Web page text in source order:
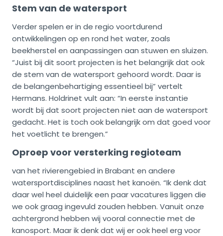
Stem van de watersport
Verder spelen er in de regio voortdurend
ontwikkelingen op en rond het water, zoals
beekherstel en aanpassingen aan stuwen en sluizen.
“Juist bij dit soort projecten is het belangrijk dat ook
de stem van de watersport gehoord wordt. Daar is
de belangenbehartiging essentieel bij” vertelt
Hermans. Holdrinet vult aan: “In eerste instantie
wordt bij dat soort projecten niet aan de watersport
gedacht. Het is toch ook belangrijk om dat goed voor
het voetlicht te brengen.”
Oproep voor versterking regioteam
van het rivierengebied in Brabant en andere
watersportdisciplines naast het kanoën. “Ik denk dat
daar wel heel duidelijk een paar vacatures liggen die
we ook graag ingevuld zouden hebben. Vanuit onze
achtergrond hebben wij vooral connectie met de
kanosport. Maar ik denk dat wij er ook heel erg voor